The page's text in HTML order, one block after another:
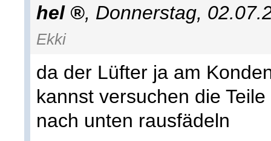
hel , Donnerstag,
Ekki
da der Lüfter ja am
kannst versuchen die
nach unten rausfädeln